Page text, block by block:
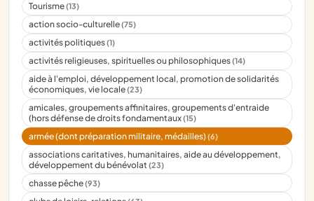
Tourisme(13)
action socio-culturelle(75)
activités politiques(1)
activités religieuses, spirituelles ou philosophiques(14)
aide à l'emploi, développement local, promotion de solidarités
économiques, vie locale(23)
amicales, groupements affinitaires, groupements d'entraide
(hors défense de droits fondamentaux(15)
armée (dont préparation militaire, médailles)(6)
associations caritatives, humanitaires, aide au développement,
développement du bénévolat(23)
chasse pêche(93)